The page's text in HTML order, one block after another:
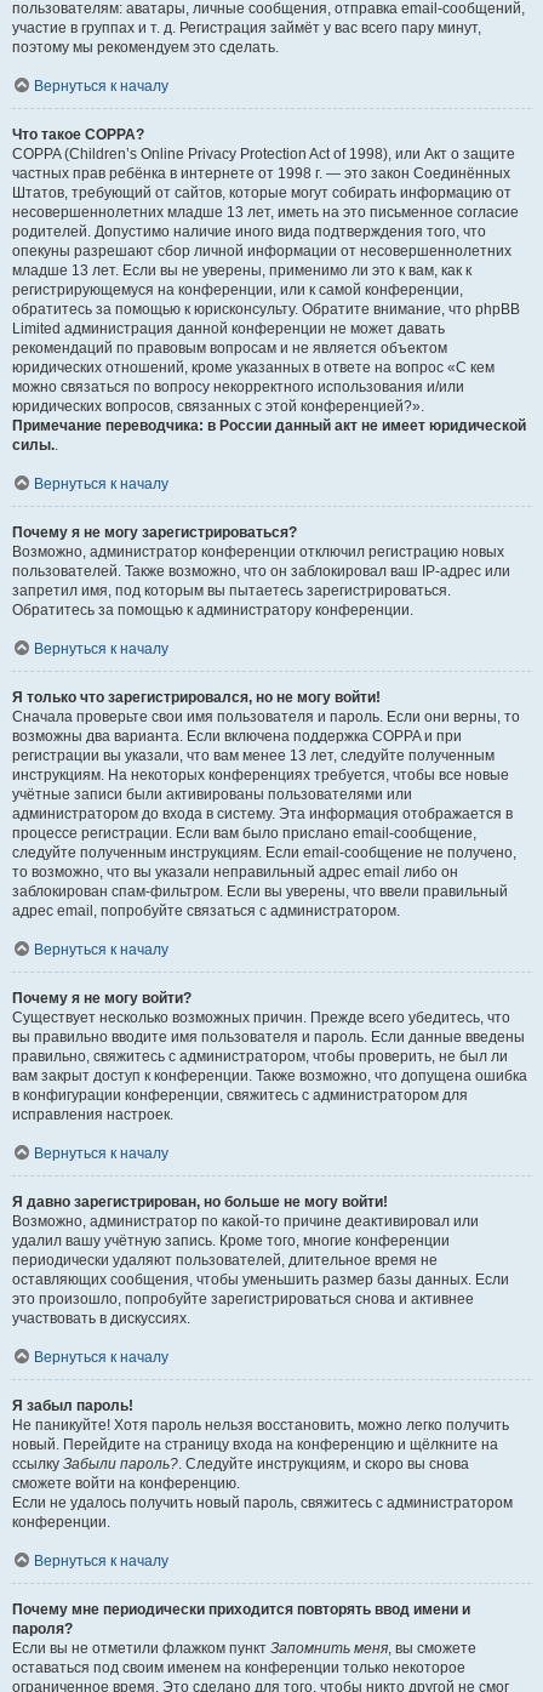
пользователям: аватары, личные сообщения, отправка email-сообщений,
участие в группах и т. д. Регистрация займёт у вас всего пару минут,
поэтому мы рекомендуем это сделать.
Вернуться к началу
Что такое COPPA?
COPPA (Children’s Online Privacy Protection Act of 1998), или Акт о защите
частных прав ребёнка в интернете от 1998 г. — это закон Соединённых
Штатов, требующий от сайтов, которые могут собирать информацию от
несовершеннолетних младше 13 лет, иметь на это письменное согласие
родителей. Допустимо наличие иного вида подтверждения того, что
опекуны разрешают сбор личной информации от несовершеннолетних
младше 13 лет. Если вы не уверены, применимо ли это к вам, как к
регистрирующемуся на конференции, или к самой конференции,
обратитесь за помощью к юрисконсульту. Обратите внимание, что phpBB
Limited администрация данной конференции не может давать
рекомендаций по правовым вопросам и не является объектом
юридических отношений, кроме указанных в ответе на вопрос «С кем
можно связаться по вопросу некорректного использования и/или
юридических вопросов, связанных с этой конференцией?».
Примечание переводчика: в России данный акт не имеет юридической
силы..
Вернуться к началу
Почему я не могу зарегистрироваться?
Возможно, администратор конференции отключил регистрацию новых
пользователей. Также возможно, что он заблокировал ваш IP-адрес или
запретил имя, под которым вы пытаетесь зарегистрироваться.
Обратитесь за помощью к администратору конференции.
Вернуться к началу
Я только что зарегистрировался, но не могу войти!
Сначала проверьте свои имя пользователя и пароль. Если они верны, то
возможны два варианта. Если включена поддержка COPPA и при
регистрации вы указали, что вам менее 13 лет, следуйте полученным
инструкциям. На некоторых конференциях требуется, чтобы все новые
учётные записи были активированы пользователями или
администратором до входа в систему. Эта информация отображается в
процессе регистрации. Если вам было прислано email-сообщение,
следуйте полученным инструкциям. Если email-сообщение не получено,
то возможно, что вы указали неправильный адрес email либо он
заблокирован спам-фильтром. Если вы уверены, что ввели правильный
адрес email, попробуйте связаться с администратором.
Вернуться к началу
Почему я не могу войти?
Существует несколько возможных причин. Прежде всего убедитесь, что
вы правильно вводите имя пользователя и пароль. Если данные введены
правильно, свяжитесь с администратором, чтобы проверить, не был ли
вам закрыт доступ к конференции. Также возможно, что допущена ошибка
в конфигурации конференции, свяжитесь с администратором для
исправления настроек.
Вернуться к началу
Я давно зарегистрирован, но больше не могу войти!
Возможно, администратор по какой-то причине деактивировал или
удалил вашу учётную запись. Кроме того, многие конференции
периодически удаляют пользователей, длительное время не
оставляющих сообщения, чтобы уменьшить размер базы данных. Если
это произошло, попробуйте зарегистрироваться снова и активнее
участвовать в дискуссиях.
Вернуться к началу
Я забыл пароль!
Не паникуйте! Хотя пароль нельзя восстановить, можно легко получить
новый. Перейдите на страницу входа на конференцию и щёлкните на
ссылку Забыли пароль?. Следуйте инструкциям, и скоро вы снова
сможете войти на конференцию.
Если не удалось получить новый пароль, свяжитесь с администратором
конференции.
Вернуться к началу
Почему мне периодически приходится повторять ввод имени и
пароля?
Если вы не отметили флажком пункт Запомнить меня, вы сможете
оставаться под своим именем на конференции только некоторое
ограниченное время. Это сделано для того, чтобы никто другой не смог